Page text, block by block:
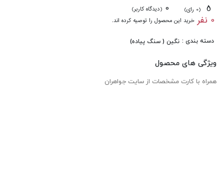
(0 رای) 0 (دیدگاه کاربر)
0 نفر خرید این محصول را توصیه کرده اند.
دسته بندی : نگین ( سنگ پیاده)
ویژگی های محصول
همراه با کارت مشخصات از سایت جواهران